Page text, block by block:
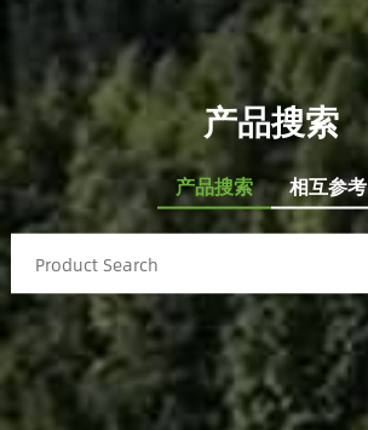
产品搜索
产品搜索 相互参考